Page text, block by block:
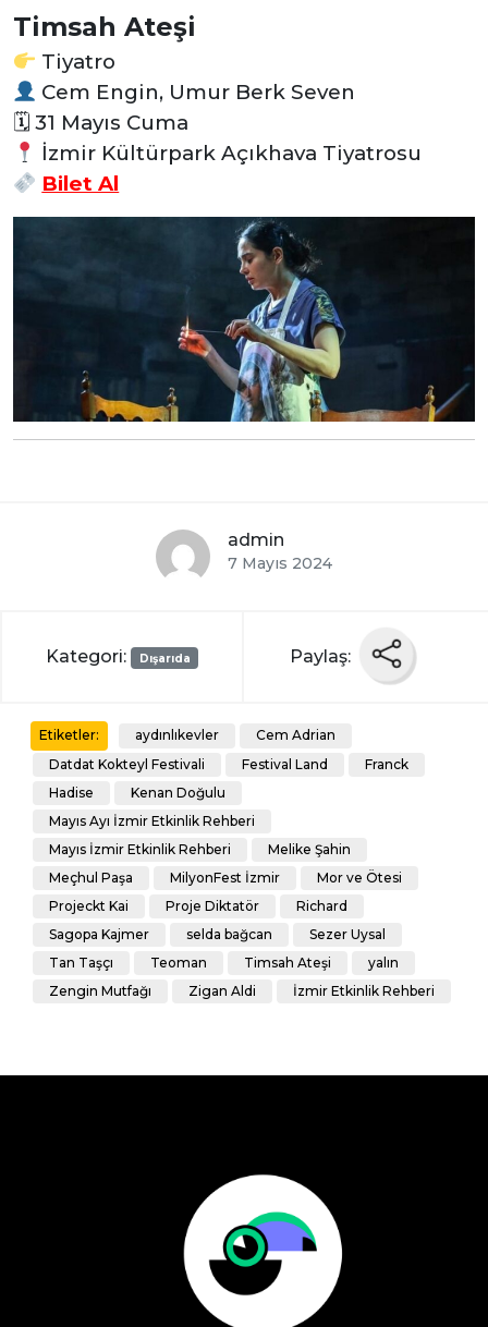
Timsah Ateşi
Tiyatro
Cem Engin, Umur Berk Seven
🗓 31 Mayıs Cuma
İzmir Kültürpark Açıkhava Tiyatrosu
Bilet Al
admin
7 Mayıs 2024
Kategori: Dışarıda Paylaş:
Etiketler: aydınlıkevler
Cem Adrian
Datdat Kokteyl Festivali
Festival Land
Franck
Hadise
Kenan Doğulu
Mayıs Ayı İzmir Etkinlik Rehberi
Mayıs İzmir Etkinlik Rehberi
Melike Şahin
Meçhul Paşa
MilyonFest İzmir
Mor ve Ötesi
Projeckt Kai
Proje Diktatör
Richard
Sagopa Kajmer
selda bağcan
Sezer Uysal
Tan Taşçı
Teoman Timsah Ateşi
yalın
Zengin Mutfağı
Zigan Aldi İzmir Etkinlik Rehberi